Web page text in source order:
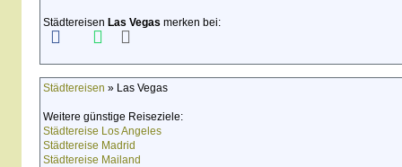
Städtereisen Las Vegas merken bei:
Städtereisen » Las Vegas
Weitere günstige Reiseziele:
Städtereise Los Angeles
Städtereise Madrid
Städtereise Mailand